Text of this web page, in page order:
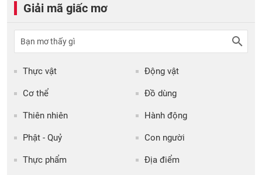
Giải mã giấc mơ
Thực vật Động vật
Cơ thể Đồ dùng
Thiên nhiên Hành động
Phật - Quỷ Con người
Thực phẩm Địa điểm